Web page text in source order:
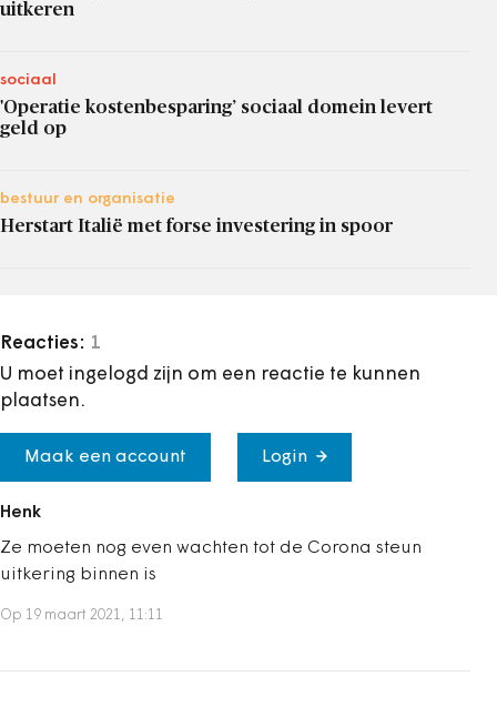
uitkeren
sociaal
'Operatie kostenbesparing’ sociaal domein levert
geld op
bestuur en organisatie
Herstart Italië met forse investering in spoor
Reacties: 1
U moet ingelogd zijn om een reactie te kunnen
plaatsen.
Maak een account Login
Henk
Ze moeten nog even wachten tot de Corona steun
uitkering binnen is
Op 19 maart 2021, 11:11